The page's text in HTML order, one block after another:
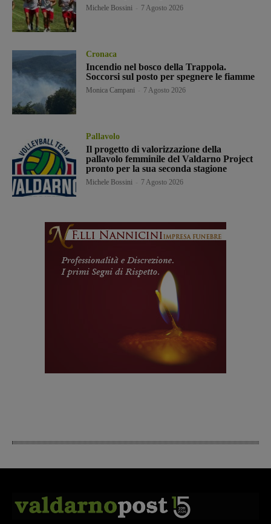
Michele Bossini 7 Agosto 2026
Cronaca
Incendio nel bosco della Trappola.
Soccorsi sul posto per spegnere le fiamme
Monica Campani 7 Agosto 2026
Pallavolo
Il progetto di valorizzazione della
pallavolo femminile del Valdarno Project
pronto per la sua seconda stagione
Michele Bossini 7 Agosto 2026